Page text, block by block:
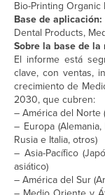
Bio-Printing Organic
Base de aplicación:
Dental Products,
Sobre la base de la
El informe está
clave, con ventas,
crecimiento de
2030, que cubren:
– América del Norte
– Europa
Rusia e Italia, otros)
– Asia-Pacífico
asiático)
– América del Sur